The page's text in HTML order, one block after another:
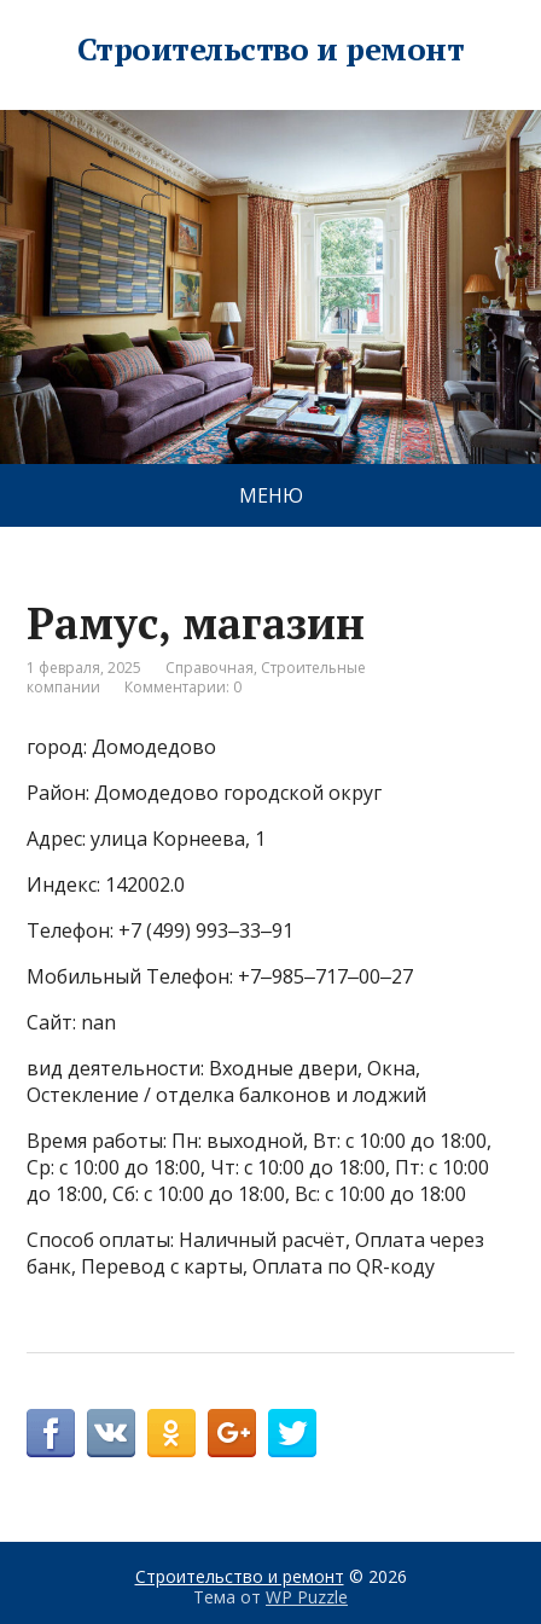
Строительство и ремонт
МЕНЮ
Рамус, магазин
1 февраля, 2025 Справочная, Строительные
компании
Комментарии: 0
город: Домодедово
Район: Домодедово городской округ
Адрес: улица Корнеева, 1
Индекс: 142002.0
Телефон: +7 (499) 993‒33‒91
Мобильный Телефон: +7‒985‒717‒00‒27
Сайт: nan
вид деятельности: Входные двери, Окна,
Остекление / отделка балконов и лоджий
Время работы: Пн: выходной, Вт: с 10:00 до 18:00,
Ср: с 10:00 до 18:00, Чт: с 10:00 до 18:00, Пт: с 10:00
до 18:00, Сб: с 10:00 до 18:00, Вс: с 10:00 до 18:00
Способ оплаты: Наличный расчёт, Оплата через
банк, Перевод с карты, Оплата по QR-коду
Строительство и ремонт © 2026
Тема от WP Puzzle